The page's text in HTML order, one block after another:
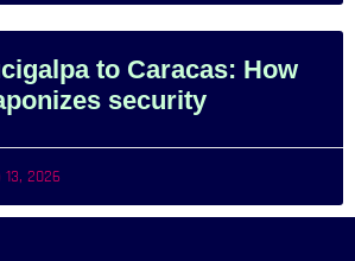
to Caracas: How
security
13, 2026